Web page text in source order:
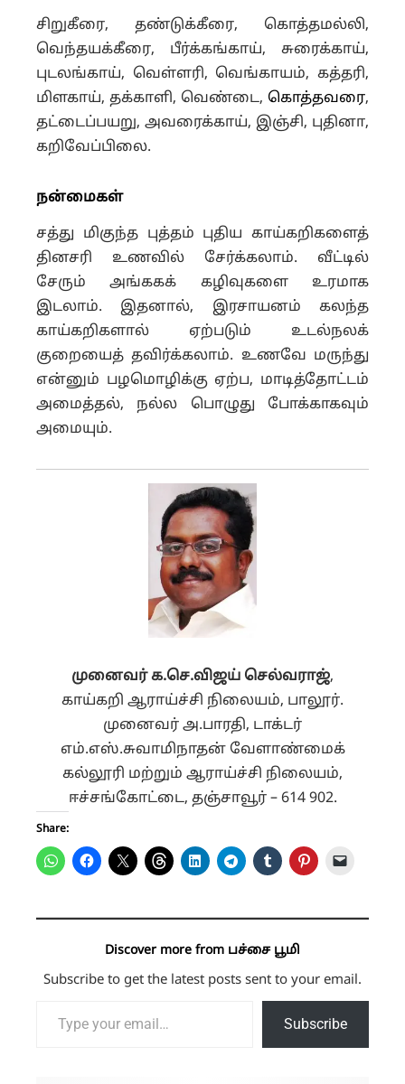
சிறுகீரை, தண்டுக்கீரை, கொத்தமல்லி,
வெந்தயக்கீரை, பீர்க்கங்காய், சுரைக்காய்,
புடலங்காய், வெள்ளரி, வெங்காயம், கத்தரி,
மிளகாய், தக்காளி, வெண்டை, கொத்தவரை,
தட்டைப்பயறு, அவரைக்காய், இஞ்சி, புதினா,
கறிவேப்பிலை.
நன்மைகள்
சத்து மிகுந்த புத்தம் புதிய காய்கறிகளைத்
தினசரி உணவில் சேர்க்கலாம். வீட்டில்
சேரும் அங்ககக் கழிவுகளை உரமாக
இடலாம். இதனால், இரசாயனம் கலந்த
காய்கறிகளால் ஏற்படும் உடல்நலக்
குறையைத் தவிர்க்கலாம். உணவே மருந்து
என்னும் பழமொழிக்கு ஏற்ப, மாடித்தோட்டம்
அமைத்தல், நல்ல பொழுது போக்காகவும்
அமையும்.
முனைவர் க.செ.விஜய் செல்வராஜ்,
காய்கறி ஆராய்ச்சி நிலையம், பாலூர்.
முனைவர் அ.பாரதி, டாக்டர்
எம்.எஸ்.சுவாமிநாதன் வேளாண்மைக்
கல்லூரி மற்றும் ஆராய்ச்சி நிலையம்,
ஈச்சங்கோட்டை, தஞ்சாவூர் – 614 902.
Share:
Discover more from பச்சை பூமி
Subscribe to get the latest posts sent to your email.
Subscribe